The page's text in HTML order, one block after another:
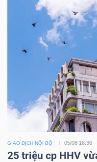
GIAO DỊCH NỘI BỘ 05/08 18:36
25 triệu cp HHV